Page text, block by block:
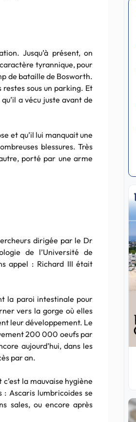
Jusqu’à présent, on
caractère tyrannique, pour
de bataille de Bosworth.
sous un parking. Et
a vécu juste avant de
et qu’il lui manquait une
blessures. Très
porté par une arme
dirigée par le Dr
de l’Université de
appel : Richard III était
la paroi intestinale pour
vers la gorge où elles
leur développement. Le
200 000 oeufs par
aujourd’hui, dans les
par an.
la mauvaise hygiène
: Ascaris lumbricoides se
sales, ou encore après